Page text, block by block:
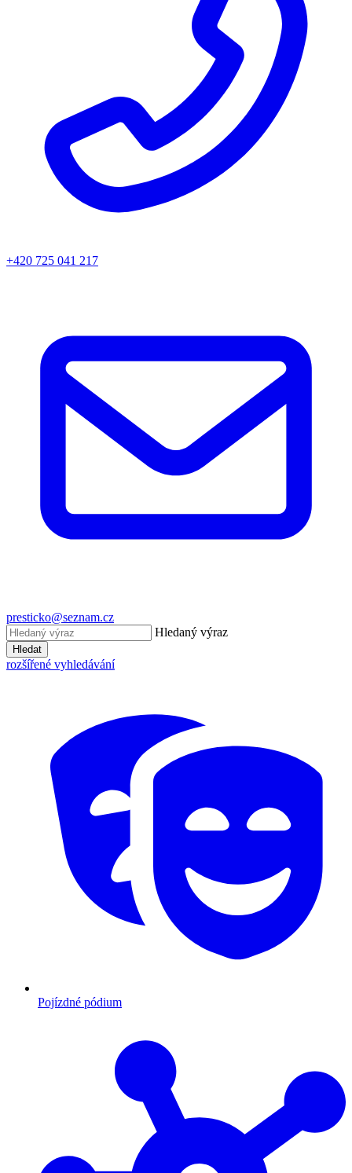
+420 725 041 217
presticko@seznam.cz
Hledaný výraz
Hledat
rozšířené vyhledávání
Pojízdné pódium